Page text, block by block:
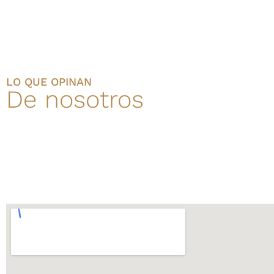
LO QUE OPINAN
De nosotros